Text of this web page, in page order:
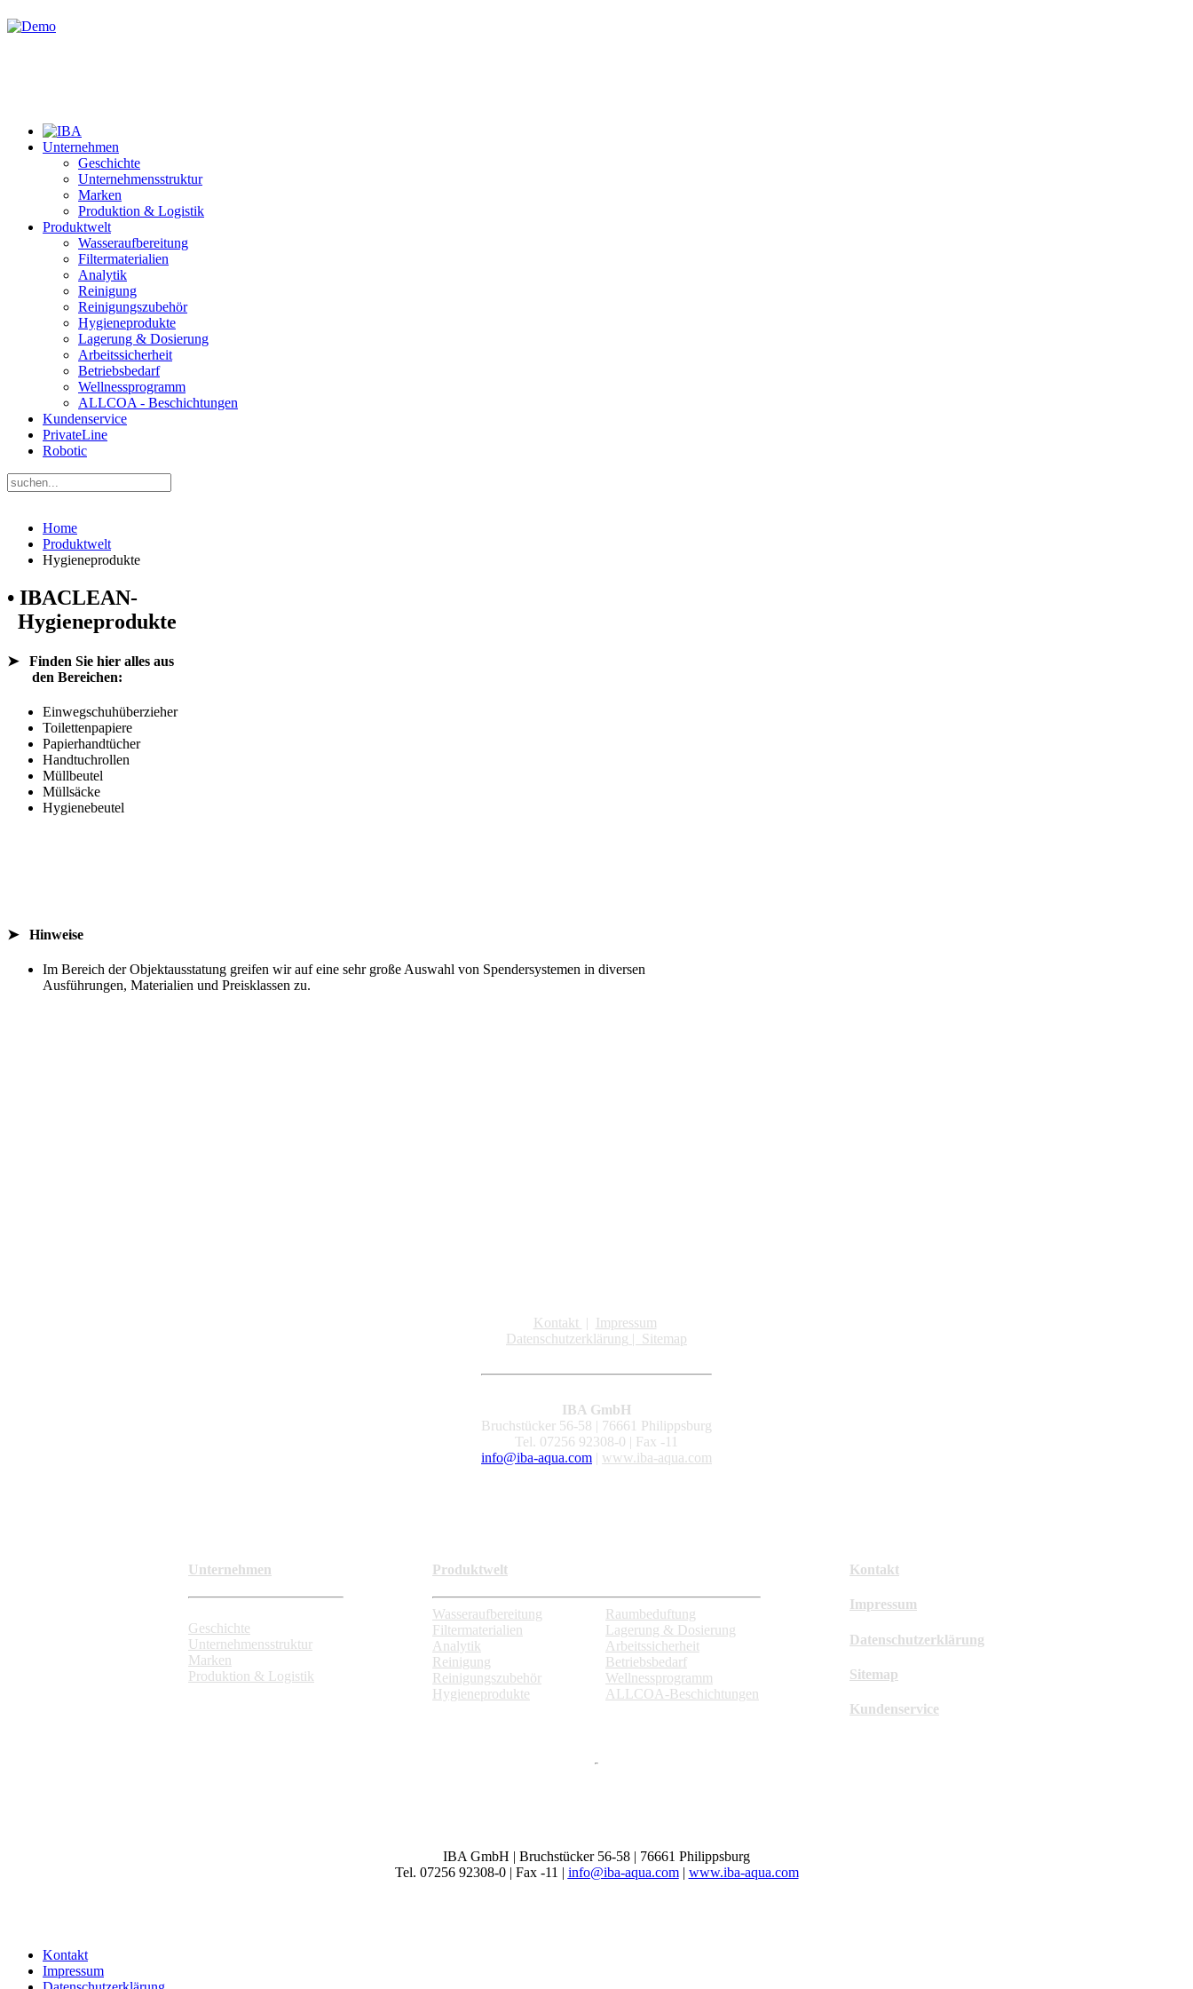
Unternehmen
Geschichte
Unternehmensstruktur
Marken
Produktion & Logistik
Produktwelt
Wasseraufbereitung
Filtermaterialien
Analytik
Reinigung
Reinigungszubehör
Hygieneprodukte
Lagerung & Dosierung
Arbeitssicherheit
Betriebsbedarf
Wellnessprogramm
ALLCOA - Beschichtungen
Kundenservice
PrivateLine
Robotic
Home
Produktwelt
Hygieneprodukte
• IBACLEAN-
Hygieneprodukte
➤ Finden Sie hier alles aus
den Bereichen:
Einwegschuhüberzieher
Toilettenpapiere
Papierhandtücher
Handtuchrollen
Müllbeutel
Müllsäcke
Hygienebeutel
➤ Hinweise
Im Bereich der Objektausstatung greifen wir auf eine sehr große Auswahl von Spendersystemen in diversen
Ausführungen, Materialien und Preisklassen zu.
Kontakt |
Impressum
Datenschutzerklärung | Sitemap
IBA GmbH
Bruchstücker 56-58 | 76661 Philippsburg
Tel. 07256 92308-0 | Fax -11
info@iba-aqua.com | www.iba-aqua.com
Unternehmen Produktwelt Kontakt
Impressum
Datenschutzerklärung
Sitemap
Kundenservice
Geschichte
Unternehmensstruktur
Marken
Produktion & Logistik
Wasseraufbereitung
Filtermaterialien
Analytik
Reinigung
Reinigungszubehör
Hygieneprodukte
Raumbeduftung
Lagerung & Dosierung
Arbeitssicherheit
Betriebsbedarf
Wellnessprogramm
ALLCOA-Beschichtungen
IBA GmbH | Bruchstücker 56-58 | 76661 Philippsburg
Tel. 07256 92308-0 | Fax -11 | info@iba-aqua.com| www.iba-aqua.com
Kontakt
Impressum